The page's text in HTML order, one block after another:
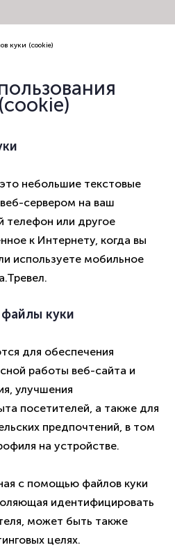
куки (cookie)
небольшие текстовые
сервером на ваш
телефон или другое
к Интернету, когда вы
используете мобильное
куки
для обеспечения
работы веб-сайта и
улучшения
посетителей, а также для
предпочтений, в том
на устройстве.
с помощью файлов куки
идентифицировать
может быть также
целях.